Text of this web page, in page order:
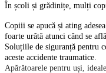
În școli și grădinițe, mulți
Copiii se apucă și ating
foarte urâtă atunci când se
Soluțiile de siguranță pentru
aceste accidente traumatice.
Apărătoarele pentru uși,